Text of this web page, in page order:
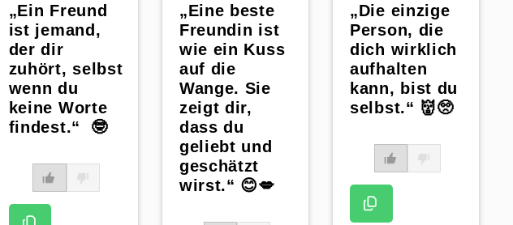
„Ein Freund
ist jemand,
der dir
zuhört, selbst
wenn du
keine Worte
findest.“ 🤓
„Eine beste
Freundin ist
wie ein Kuss
auf die
Wange. Sie
zeigt dir,
dass du
geliebt und
geschätzt
wirst.“ 😊💋
„Die einzige
Person, die
dich wirklich
aufhalten
kann, bist du
selbst.“ 👹🥺